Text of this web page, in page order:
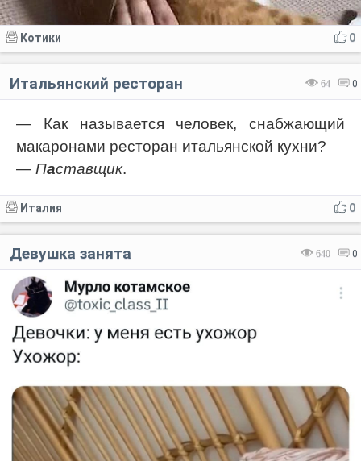
0
Котики
64 0
Итальянский ресторан
— Как называется человек, снабжающий
макаронами ресторан итальянской кухни?
— Паставщик.
0
Италия
640 0
Девушка занята